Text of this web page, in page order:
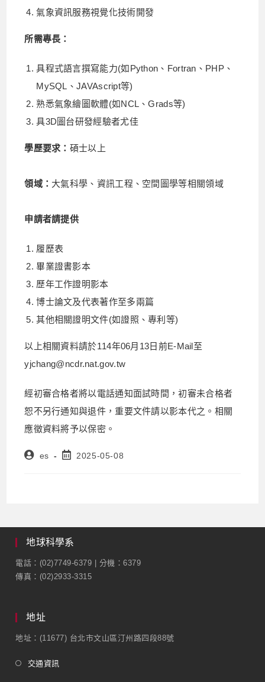
氣象資訊服務視覺化技術開發
所需專長：
具程式語言撰寫能力(如Python、Fortran、PHP、
MySQL、JAVAscript等)
熟悉氣象繪圖軟體(如NCL、Grads等)
具3D圖台研發經驗者尤佳
學歷要求： 碩士以上
領域： 大氣科學、資訊工程、空間圖學等相關領域
申請者請提供
履歷表
畢業證書影本
歷年工作證明影本
博士論文及代表著作至多兩篇
其他相關證明文件(如證照、專利等)
以上相關資料請於114年06月13日前E-Mail至
yjchang@ncdr.nat.gov.tw
經初審合格者將以電話通知面試時間，初審未合格者
恕不另行通知與退件，重要文件請以影本代之。相關
應徵資料將予以保密。
es 2025-05-08
地球科學系
電話：(02)7749-6379 | 分機：6379
傳真：(02)2933-3315
地址
地址：(11677) 台北市文山區汀州路四段88號
交通資訊